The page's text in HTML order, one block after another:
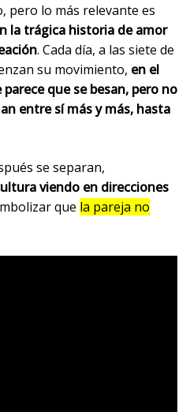
pero lo más relevante es
la trágica historia de amor
. Cada día, a las siete de
su movimiento, en el
que se besan, pero no
entre sí más y más, hasta
se separan,
viendo en direcciones
que la pareja no